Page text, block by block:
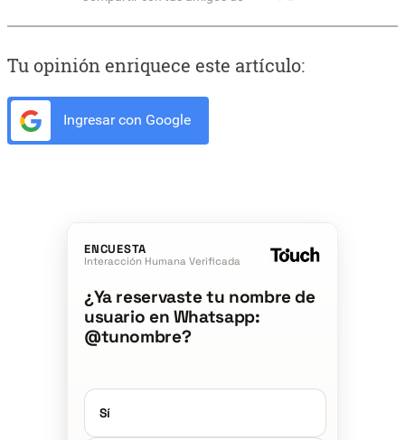
Tu opinión enriquece este artículo:
Ingresar con Google
ENCUESTA
Interacción Humana Verificada
¿Ya reservaste tu nombre de
usuario en Whatsapp:
@tunombre?
Sí